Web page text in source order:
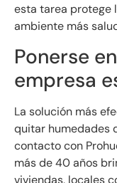
esta tarea protege
ambiente más
Ponerse
empresa
La solución más
quitar humedades
contacto con
más de 40 años